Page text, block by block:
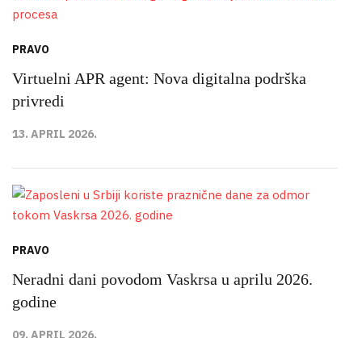
PRAVO
Virtuelni APR agent: Nova digitalna podrška
privredi
13. APRIL 2026.
PRAVO
Neradni dani povodom Vaskrsa u aprilu 2026.
godine
09. APRIL 2026.